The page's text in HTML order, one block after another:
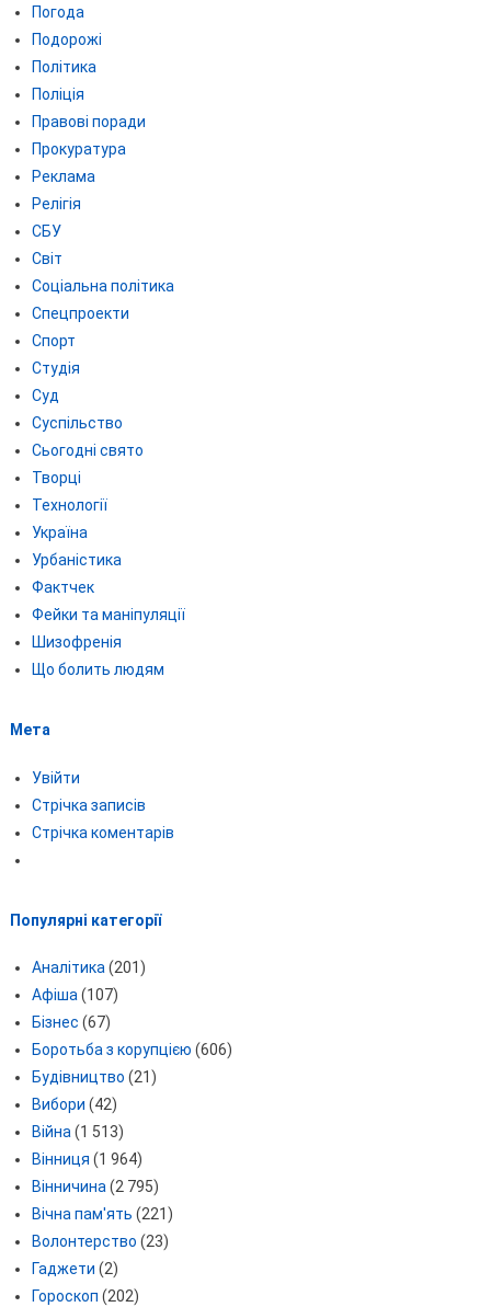
Погода
Подорожі
Політика
Поліція
Правові поради
Прокуратура
Реклама
Релігія
СБУ
Світ
Соціальна політика
Спецпроекти
Спорт
Студія
Суд
Суспільство
Сьогодні свято
Творці
Технології
Україна
Урбаністика
Фактчек
Фейки та маніпуляції
Шизофренія
Що болить людям
Мета
Увійти
Стрічка записів
Стрічка коментарів
Популярні категорії
Аналітика(201)
Афіша(107)
Бізнес (67)
Боротьба з корупцією (606)
Будівництво (21)
Вибори (42)
Війна(1 513)
Вінниця (1 964)
Вінничина(2 795)
Вічна пам'ять (221)
Волонтерство (23)
Гаджети (2)
Гороскоп (202)